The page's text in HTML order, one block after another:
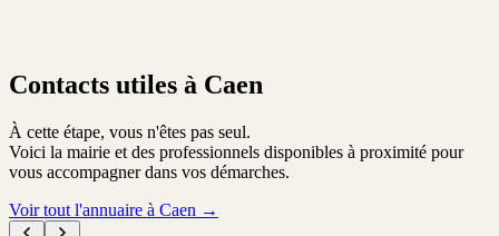
Contacts utiles à Caen
À cette étape, vous n'êtes pas seul.
Voici la mairie et des professionnels disponibles à proximité pour
vous accompagner dans vos démarches.
Voir tout l'annuaire à Caen →